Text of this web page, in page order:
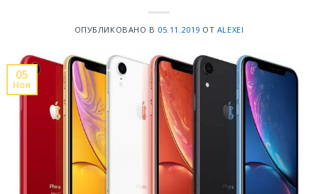
ОПУБЛИКОВАНО В 05.11.2019 ОТ ALEXEI
05
Ноя